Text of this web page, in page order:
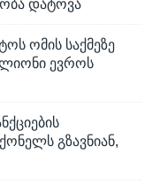
დატოვა
ომის საქმეზე
ევროს
გზავნიან,